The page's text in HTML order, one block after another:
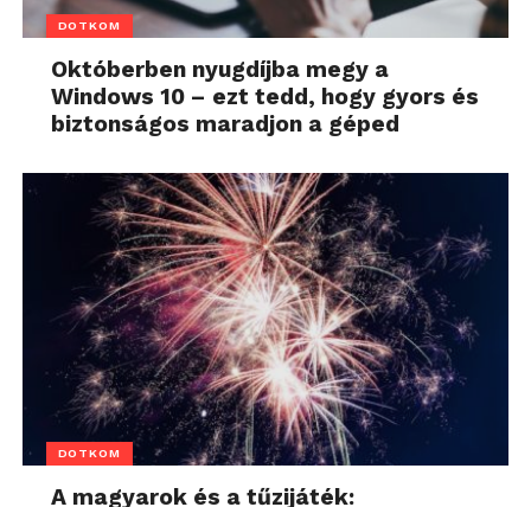
DOTKOM
Októberben nyugdíjba megy a
Windows 10 – ezt tedd, hogy gyors és
biztonságos maradjon a géped
DOTKOM
A magyarok és a tűzijáték: